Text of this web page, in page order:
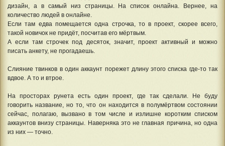
дизайн, а в самый низ страницы. На список онлайна. Вернее, на
количество людей в онлайне.
Если там едва помещается одна строчка, то в проект, скорее всего,
такой новичок не придёт, посчитав его мёртвым.
А если там строчек под десяток, значит, проект активный и можно
писать анкету, не прогадаешь.
Слияние твинков в один аккаунт порежет длину этого списка где-то так
вдвое. А то и втрое.
На просторах рунета есть один проект, где так сделали. Не буду
говорить название, но то, что он находится в полумёртвом состоянии
сейчас, полагаю, вызвано в том числе и излишне коротким списком
аккаунтов внизу страницы. Наверняка это не главная причина, но одна
из них — точно.